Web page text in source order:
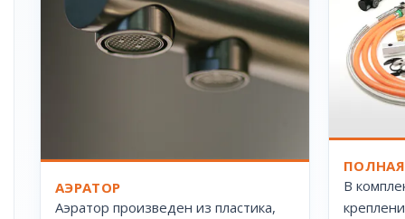
АЭРАТОР
Аэратор произведен из пластика,
В